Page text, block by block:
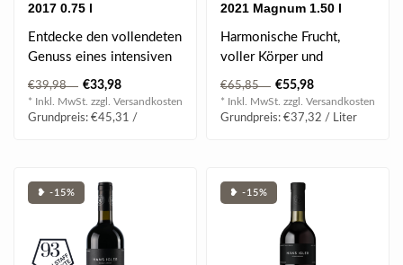
2017 0.75 l
Entdecke den vollendeten
Genuss eines intensiven
Weins mit vorzüglichen
Fruchta..
€39,98 €33,98
* Inkl. MwSt. zzgl. Versandkosten
Grundpreis: €45,31 /
2021 Magnum 1.50 l
Harmonische Frucht,
voller Körper und
eleganter Abgang.
BEWERTUNG
€65,85 €55,98
* Inkl. MwSt. zzgl. Versandkosten
Grundpreis: €37,32 / Liter
❥ -15% ❥ -15%